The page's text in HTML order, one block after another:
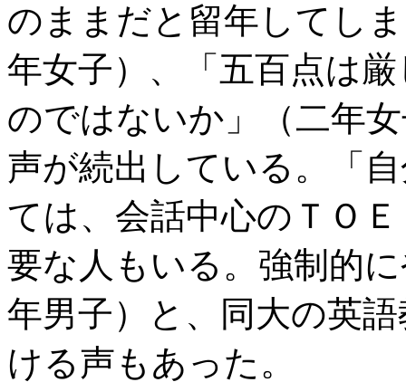
のままだと留年してし
年女子）、「五百点は
のではないか」（二年
声が続出している。「
ては、会話中心のＴＯ
要な人もいる。強制的
年男子）と、同大の英
ける声もあった。